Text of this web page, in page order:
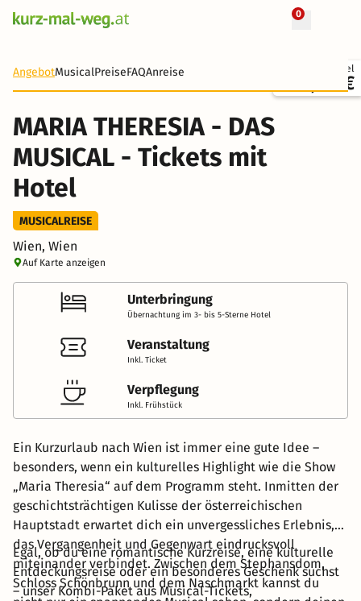
0 + 18 Fotos
Ticket + Hotel
140,00 €
AngebotMusicalPreiseFAQAnreise
MARIA THERESIA - DAS
MUSICAL - Tickets mit
Hotel
MUSICALREISE
Wien, Wien
Auf Karte anzeigen
Unterbringung
Übernachtung im 3- bis 5-Sterne Hotel
Veranstaltung
Inkl. Ticket
Verpflegung
Inkl. Frühstück
Ein Kurzurlaub nach Wien ist immer eine gute Idee –
besonders, wenn ein kulturelles Highlight wie die Show
„Maria Theresia“ auf dem Programm steht. Inmitten der
geschichtsträchtigen Kulisse der österreichischen
Hauptstadt erwartet dich ein unvergessliches Erlebnis,
das Vergangenheit und Gegenwart eindrucksvoll
miteinander verbindet. Zwischen dem Stephansdom,
Schloss Schönbrunn und dem Naschmarkt kannst du
Egal, ob du eine romantische Kurzreise, eine kulturelle
Entdeckungsreise oder ein besonderes Geschenk suchst
– unser Kombi-Paket aus Musical-Tickets,